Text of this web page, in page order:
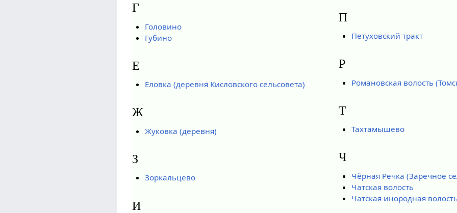
Г
Головино
Губино
Е
Еловка (деревня Кисловского сельсовета)
Ж
Жуковка (деревня)
З
Зоркальцево
И
П
Петуховский тракт
Р
Романовская волость
Т
Тахтамышево
Ч
Чёрная Речка (Заречное
Чатская волость
Чатская инородная